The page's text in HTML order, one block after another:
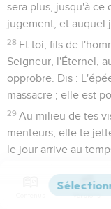
sera plus, jusqu'à ce
jugement, et auquel
28 Et toi, fils de
Seigneur, l'Éternel,
opprobre. Dis :
massacre ; elle est
29 Au milieu de tes
menteurs, elle te
le jour arrive au
as été formée, dans
Versions